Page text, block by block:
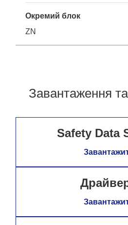
Окремий блок
ZN
Завантаження
Safety Data